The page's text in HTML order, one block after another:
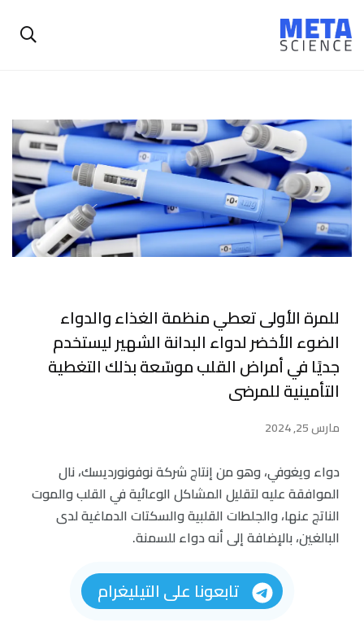
للمرة الأولى تعطي منظمة الغذاء والدواء
الضوء الأخضر لدواء البدانة الشهير ليستخدم
جديًا في أمراض القلب موسّعة بذلك التغطية
التأمينية للمرضى
مارس 25, 2024
دواء ويغوفي، وهو من إنتاج شركة نوفونورديسك، نال
الموافقة عليه لتقليل المشاكل الوعائية في القلب والموت
الناتج عنها، والجلطات القلبية والسكتات الدماغية لدى
البالغين، بالإضافة إلى أنه دواء للسمنة.
تابعونا على التيليغرام